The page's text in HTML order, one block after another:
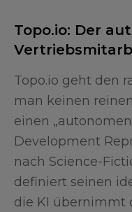
Topo.io: Der
Topo.io geht den
man keinen
einen „autonomen
Development
nach Science-
definiert seinen
die KI übernimmt